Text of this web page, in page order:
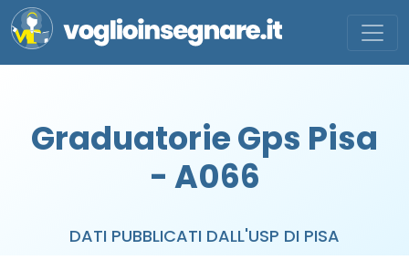
Graduatorie Gps Pisa
- A066
DATI PUBBLICATI DALL'USP DI PISA